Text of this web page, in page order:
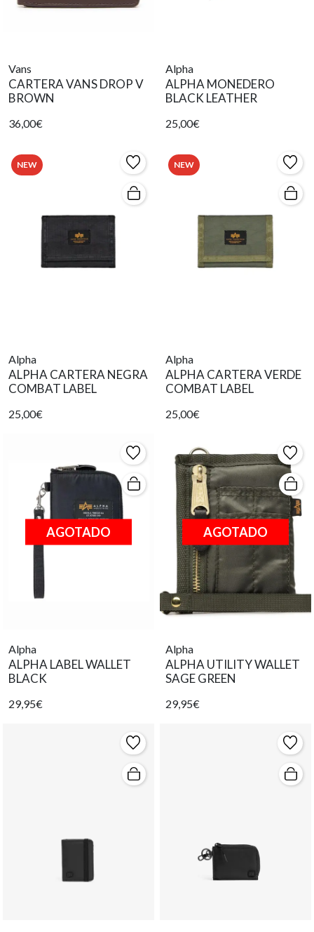
Vans
CARTERA VANS DROP V
BROWN
36,00€
Alpha
ALPHA MONEDERO
BLACK LEATHER
25,00€
NEW
Alpha
ALPHA CARTERA NEGRA
COMBAT LABEL
25,00€
NEW
Alpha
ALPHA CARTERA VERDE
COMBAT LABEL
25,00€
AGOTADO
Alpha
ALPHA LABEL WALLET
BLACK
29,95€
AGOTADO
Alpha
ALPHA UTILITY WALLET
SAGE GREEN
29,95€